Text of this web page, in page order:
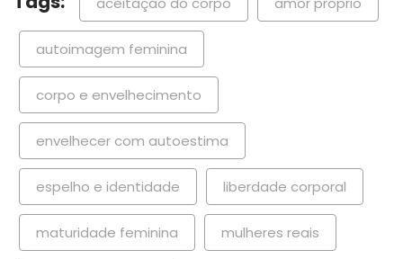
autoimagem feminina
corpo e envelhecimento
envelhecer com autoestima
espelho e identidade liberdade corporal
maturidade feminina mulheres reais